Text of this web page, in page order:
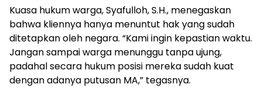
Kuasa hukum warga, Syafulloh, S.H., menegaskan
bahwa kliennya hanya menuntut hak yang sudah
ditetapkan oleh negara. “Kami ingin kepastian waktu.
Jangan sampai warga menunggu tanpa ujung,
padahal secara hukum posisi mereka sudah kuat
dengan adanya putusan MA,” tegasnya.